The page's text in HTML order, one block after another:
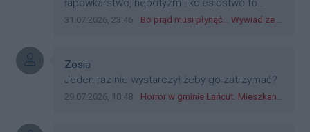
łapówkarstwo, nepotyzm i kolesiostwo to
norma w pge dystrybucja rzeszów, takie ***e
zagorzali pisowcy
Data dodania komentarza:
31.07.2026, 23:46 Źródło komentarza:
Bo prąd musi płynąć... Wywiad ze Zbigniewem Możdżeniem - Dyrektorem Generalnym Oddziału PGE Dystrybucja w Rzeszowie
Autor komentarza:
Zosia
Treść komentarza:
Jeden raz nie wystarczył żeby go zatrzymać?
Data dodania komentarza:
29.07.2026, 10:48 Źródło komentarza:
Horror w gminie Łańcut. Mieszkaniec Rzeszowa terroryzował rodzinę nożem i zaatakował policjantów! [VIDEO]